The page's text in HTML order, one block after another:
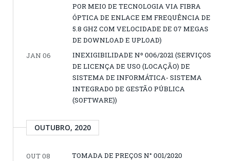
POR MEIO DE TECNOLOGIA VIA FIBRA
ÓPTICA DE ENLACE EM FREQUÊNCIA DE
5.8 GHZ COM VELOCIDADE DE 07 MEGAS
DE DOWNLOAD E UPLOAD)
JAN 06
INEXIGIBILIDADE Nº 006/2021 (SERVIÇOS
DE LICENÇA DE USO (LOCAÇÃO) DE
SISTEMA DE INFORMÁTICA- SISTEMA
INTEGRADO DE GESTÃO PÚBLICA
(SOFTWARE))
OUTUBRO, 2020
OUT 08
TOMADA DE PREÇOS N° 001/2020